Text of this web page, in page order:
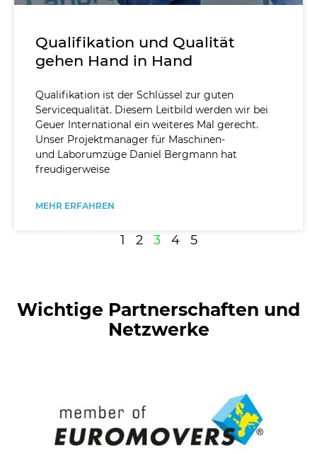
Qualifikation und Qualität
gehen Hand in Hand
Qualifikation ist der Schlüssel zur guten
Servicequalität. Diesem Leitbild werden wir bei
Geuer International ein weiteres Mal gerecht.
Unser Projektmanager für Maschinen-
und Laborumzüge Daniel Bergmann hat
freudigerweise
MEHR ERFAHREN
1 2 3 4 5
Wichtige Partnerschaften und
Netzwerke